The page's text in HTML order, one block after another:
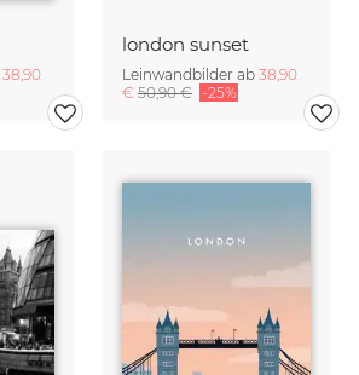
38,90
london sunset
Leinwandbilder ab 38,90
€ 50,90 € -25%